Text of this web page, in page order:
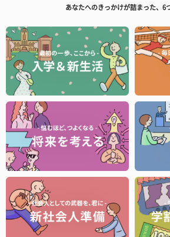
あなたへのきっかけが詰まった、6